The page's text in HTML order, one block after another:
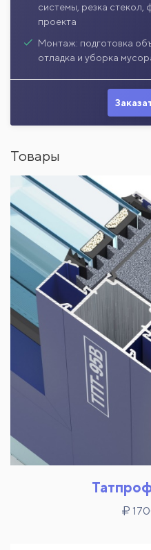
системы, резка стекол,
проекта
Монтаж: подготовка
отладка и уборка
Товары